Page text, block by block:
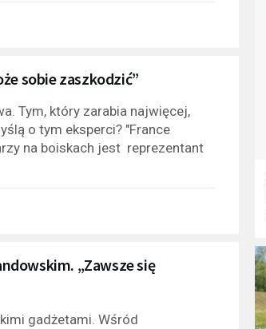
sobie zaszkodzić”
Tym, który zarabia najwięcej,
o tym eksperci? "France
na boiskach jest reprezentant
„Zawsze się
gadżetami. Wśród